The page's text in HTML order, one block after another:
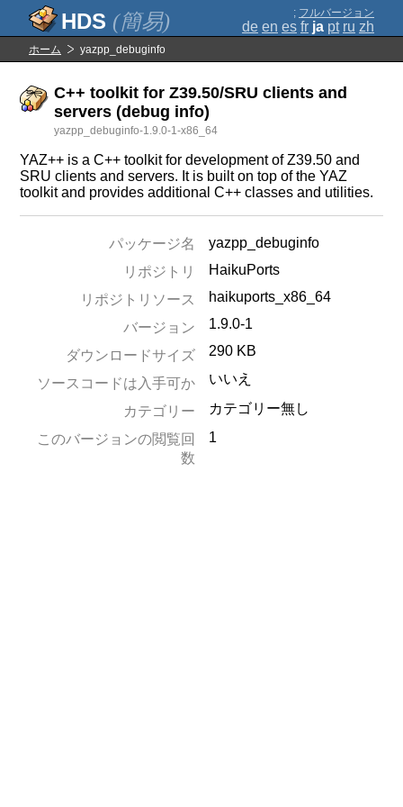
(簡易) ; フルバージョン
de en es fr ja pt ru zh
ホーム yazpp_debuginfo
C++ toolkit for Z39.50/SRU clients and
servers (debug info)
yazpp_debuginfo-1.9.0-1-x86_64
YAZ++ is a C++ toolkit for development of Z39.50 and
SRU clients and servers. It is built on top of the YAZ
toolkit and provides additional C++ classes and utilities.
パッケージ名
yazpp_debuginfo
リポジトリ
HaikuPorts
リポジトリソース
haikuports_x86_64
バージョン
1.9.0-1
ダウンロードサイズ 290 KB
ソースコードは入手可か いいえ
カテゴリー
カテゴリー無し
このバージョンの閲覧回
数
1